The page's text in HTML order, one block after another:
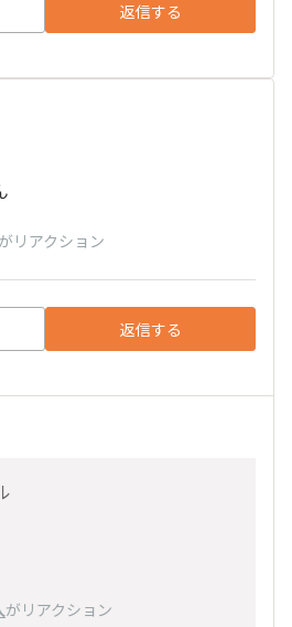
返信する
がリアクション
返信する
がリアクション